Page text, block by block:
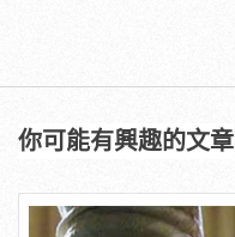
你可能有興趣的文章